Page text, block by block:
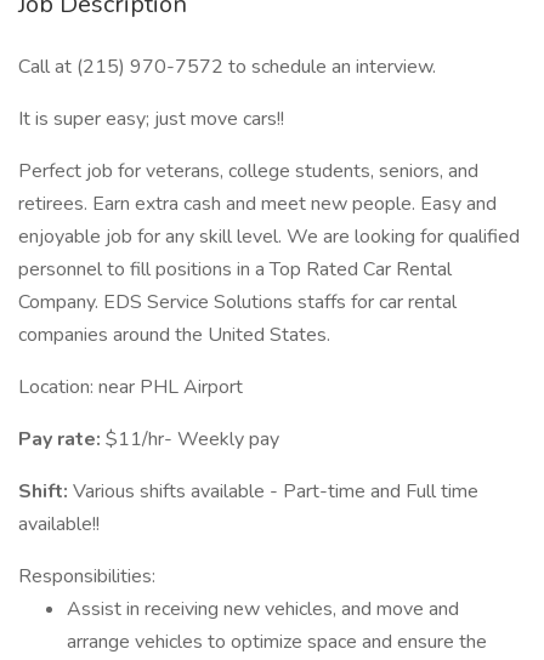
Call at (215) 970-7572 to schedule an interview.
It is super easy; just move cars!!
Perfect job for veterans, college students, seniors, and
retirees. Earn extra cash and meet new people. Easy and
enjoyable job for any skill level. We are looking for qualified
personnel to fill positions in a Top Rated Car Rental
Company. EDS Service Solutions staffs for car rental
companies around the United States.
Location: near PHL Airport
Pay rate: $11/hr- Weekly pay
Shift: Various shifts available - Part-time and Full time
available!!
Responsibilities:
Assist in receiving new vehicles, and move and
arrange vehicles to optimize space and ensure the